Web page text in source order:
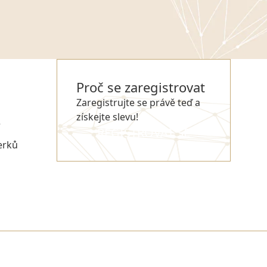
Proč se zaregistrovat
Zaregistrujte se právě teď a
získejte slevu!
REGISTROVAT SE